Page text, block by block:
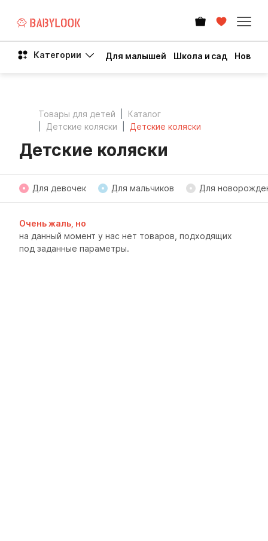
Категории Для малышей Школа и сад Новый
Товары для детей
Каталог
Детские коляски
Детские коляски
Детские коляски
Для девочек Для мальчиков Для
Очень жаль, но
на данный момент у нас нет товаров, подходящих
под заданные параметры.